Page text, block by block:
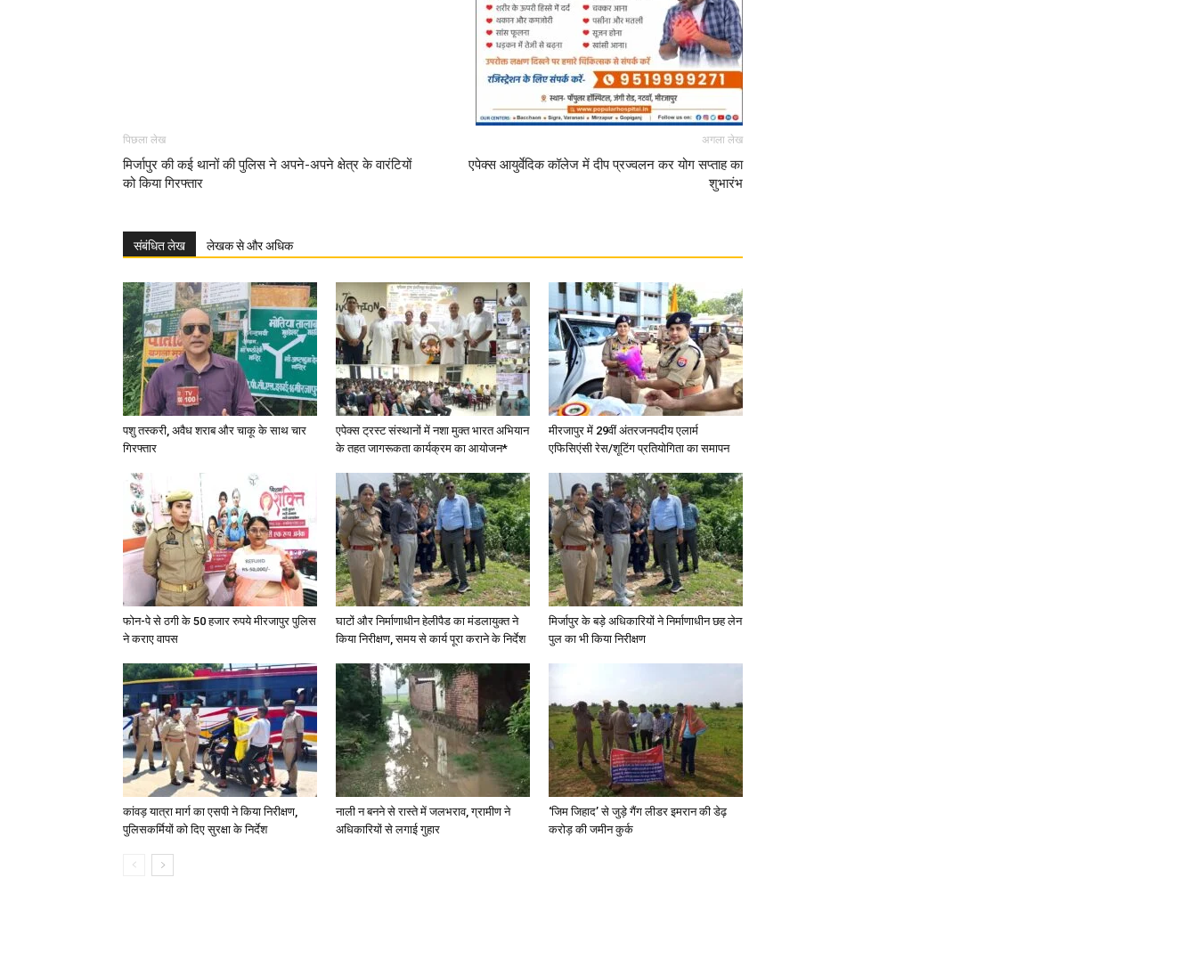
पिछला लेख
मिर्जापुर की कई थानों की पुलिस ने अपने-अपने क्षेत्र के वारंटियों
को किया गिरफ्तार
अगला लेख
एपेक्स आयुर्वेदिक कॉलेज में दीप प्रज्वलन कर योग सप्ताह का
शुभारंभ
संबंधित लेख लेखक से और अधिक
पशु तस्करी, अवैध शराब और चाकू के साथ चार
गिरफ्तार
एपेक्स ट्रस्ट संस्थानों में नशा मुक्त भारत अभियान
के तहत जागरूकता कार्यक्रम का आयोजन*
मीरजापुर में 29वीं अंतरजनपदीय एलार्म
एफिसिएंसी रेस/शूटिंग प्रतियोगिता का समापन
फोन-पे से ठगी के 50 हजार रुपये मीरजापुर पुलिस
ने कराए वापस
घाटों और निर्माणाधीन हेलीपैड का मंडलायुक्त ने
किया निरीक्षण, समय से कार्य पूरा कराने के निर्देश
मिर्जापुर के बड़े अधिकारियों ने निर्माणाधीन छह लेन
पुल का भी किया निरीक्षण
कांवड़ यात्रा मार्ग का एसपी ने किया निरीक्षण,
पुलिसकर्मियों को दिए सुरक्षा के निर्देश
नाली न बनने से रास्ते में जलभराव, ग्रामीण ने
अधिकारियों से लगाई गुहार
‘जिम जिहाद’ से जुड़े गैंग लीडर इमरान की डेढ़
करोड़ की जमीन कुर्क